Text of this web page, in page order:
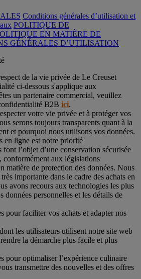
Conditions générales d’utilisation et
POLITIQUE DE
EN MATIÈRE DE
GÉNÉRALES D’UTILISATION
de la vie privée de Le Creuset
ci-dessous s'applique aux
un partenaire commercial, veuillez
B2B ici.
votre vie privée et à protéger vos
serons toujours transparents quant à la
et pourquoi nous utilisons vos données.
en ligne est notre priorité
font l’objet d’une conservation sécurisée
conformément aux législations
matière de protection des données. Nous
importante dans le cadre des achats en
avons recours aux technologies les plus
données personnelles et les détails de
pour faciliter vos achats et adapter nos
les utilisateurs utilisent notre site web
la démarche plus facile et plus
pour optimaliser l’expérience culinaire
transmettre des nouvelles et des offres